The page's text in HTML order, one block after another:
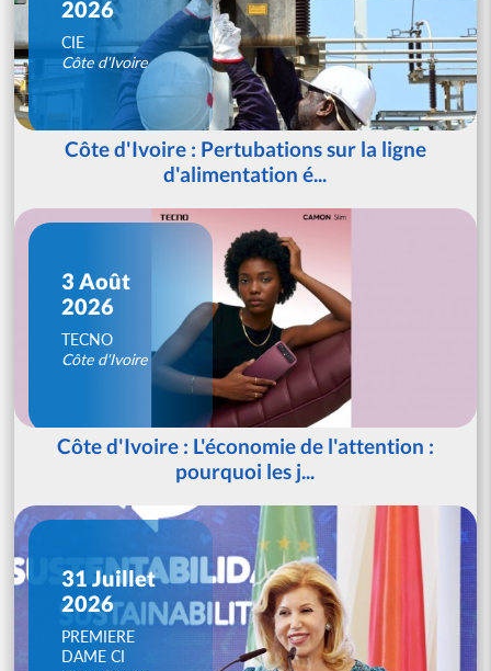
2026
CIE
Côte d'Ivoire
Côte d'Ivoire : Pertubations sur la ligne
d'alimentation é...
3 Août
2026
TECNO
Côte d'Ivoire
Côte d'Ivoire : L'économie de l'attention :
pourquoi les j...
31 Juillet
2026
PREMIERE
DAME CI